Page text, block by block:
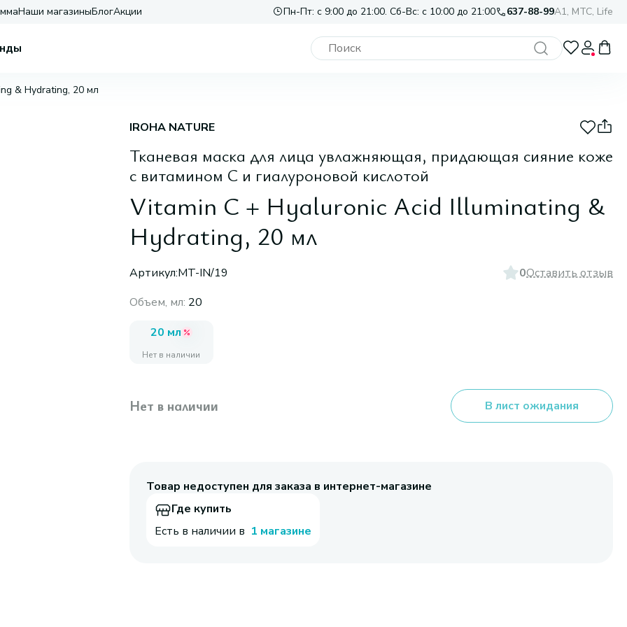
Наши магазиныБлогАкции Пн-Пт: с 9:00 до 21:00. Сб-Вс: с 10:00 до 21:00 637-88-99A1, МТС, Life
& Hydrating, 20 мл
IROHA NATURE
Тканевая маска для лица увлажняющая, придающая сияние коже
с витамином С и гиалуроновой кислотой
Vitamin C + Hyaluronic Acid Illuminating &
Hydrating, 20 мл
Артикул:MT-IN/19 0Оставить отзыв
Объем, мл: 20
20 мл
Нет в наличии
Нет в наличии В лист ожидания
Товар недоступен для заказа в интернет-магазине
Где купить
Есть в наличии в 1 магазине